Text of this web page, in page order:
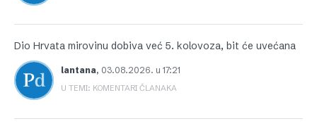
Dio Hrvata mirovinu dobiva već 5. kolovoza, bit će uvećana
lantana, 03.08.2026. u 17:21
U TEMI: KOMENTARI ČLANAKA